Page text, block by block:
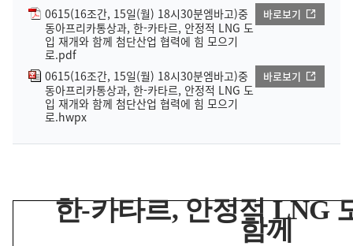
0615(16조간, 15일(월) 18시30분엠바고)중
동아프리카통상과, 한-카타르, 안정적 LNG 도
입 재개와 함께 첨단산업 협력에 힘 모으기
로.pdf
바로보기
0615(16조간, 15일(월) 18시30분엠바고)중
동아프리카통상과, 한-카타르, 안정적 LNG 도
입 재개와 함께 첨단산업 협력에 힘 모으기
로.hwpx
바로보기
한-카타르,안정적LNG
함께